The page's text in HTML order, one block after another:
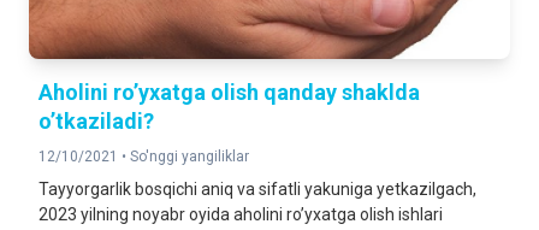
Аholini roʼyxatga olish qanday shaklda
oʼtkaziladi?
12/10/2021 • So'nggi yangiliklar
Tayyorgarlik bosqichi aniq va sifatli yakuniga yetkazilgach,
2023 yilning noyabr oyida aholini roʼyxatga olish ishlari